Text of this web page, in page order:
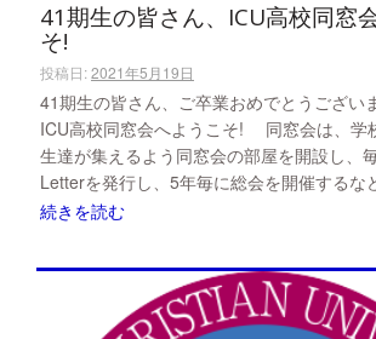
41期生の皆さん、ICU高校同窓
そ!
投稿日:2021年5月19日
41期生の皆さん、ご卒業おめでとうござい
ICU高校同窓会へようこそ! 同窓会は、学
生達が集えるよう同窓会の部屋を開設し、
Letterを発行し、5年毎に総会を開催する
続きを読む